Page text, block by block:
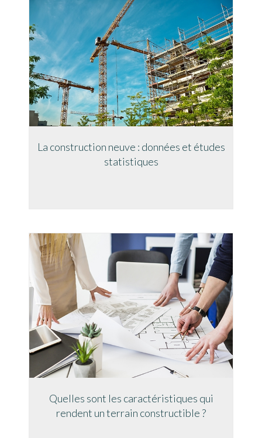
La construction neuve : données et études
statistiques
Quelles sont les caractéristiques qui
rendent un terrain constructible ?